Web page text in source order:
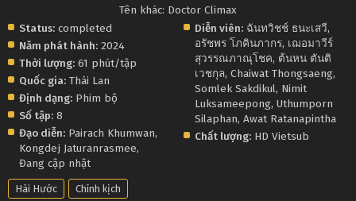
Tên khác: Doctor Climax
Status: completed
Năm phát hành: 2024
Thời lượng: 61 phút/tập
Quốc gia: Thái Lan
Định dạng: Phim bộ
Số tập: 8
Đạo diễn: Pairach Khumwan,
Kongdej Jaturanrasmee,
Đang cập nhật
Diễn viên: ฉันทวิชช์ ธนะเสวี,
อรัชพร โภคินภากร, เฌอมาวีร์
สุวรรณภาณุโชค, ต้นหน ตันติ
เวชกุล,Chaiwat Thongsaeng,
Somlek Sakdikul, Nimit
Luksameepong,Uthumporn
Silaphan,Awat Ratanapintha
Chất lượng: HD Vietsub
Hài Hước Chính kịch